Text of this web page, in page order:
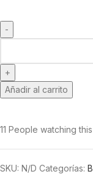
Añadir al carrito
11 People watching
SKU: N/D Categorías: